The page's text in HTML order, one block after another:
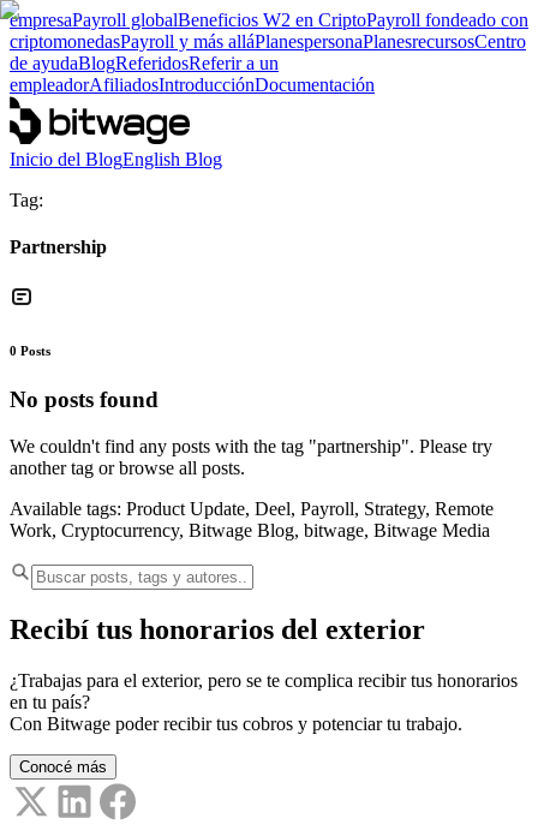
empresaPayroll globalBeneficios W2 en CriptoPayroll fondeado con
criptomonedasPayroll y más alláPlanespersonaPlanesrecursosCentro
de ayudaBlogReferidosReferir a un
empleadorAfiliadosIntroducciónDocumentación
Inicio del BlogEnglish Blog
Tag:
Partnership
0 Posts
No posts found
We couldn't find any posts with the tag "partnership". Please try
another tag or browse all posts.
Available tags: Product Update, Deel, Payroll, Strategy, Remote
Work, Cryptocurrency, Bitwage Blog, bitwage, Bitwage Media
Recibí tus honorarios del exterior
¿Trabajas para el exterior, pero se te complica recibir tus honorarios
en tu país?
Con Bitwage poder recibir tus cobros y potenciar tu trabajo.
Conocé más